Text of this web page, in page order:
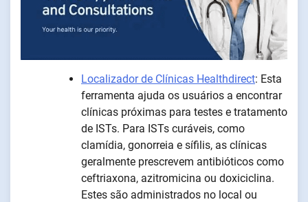
Localizador de Clínicas Healthdirect: Esta
ferramenta ajuda os usuários a encontrar
clínicas próximas para testes e tratamento
de ISTs. Para ISTs curáveis, como
clamídia, gonorreia e sífilis, as clínicas
geralmente prescrevem antibióticos como
ceftriaxona, azitromicina ou doxiciclina.
Estes são administrados no local ou